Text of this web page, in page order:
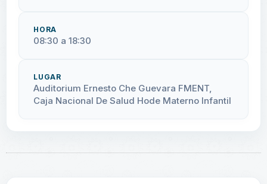
HORA
08:30 a 18:30
LUGAR
Auditorium Ernesto Che Guevara FMENT,
Caja Nacional De Salud Hode Materno Infantil